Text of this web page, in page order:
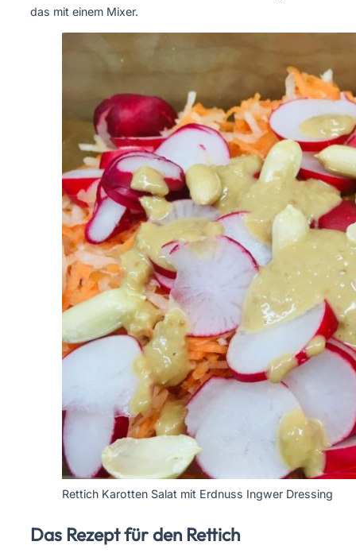
das mit einem Mixer.
Rettich Karotten Salat mit Erdnuss Ingwer Dressing
Das Rezept für den Rettich